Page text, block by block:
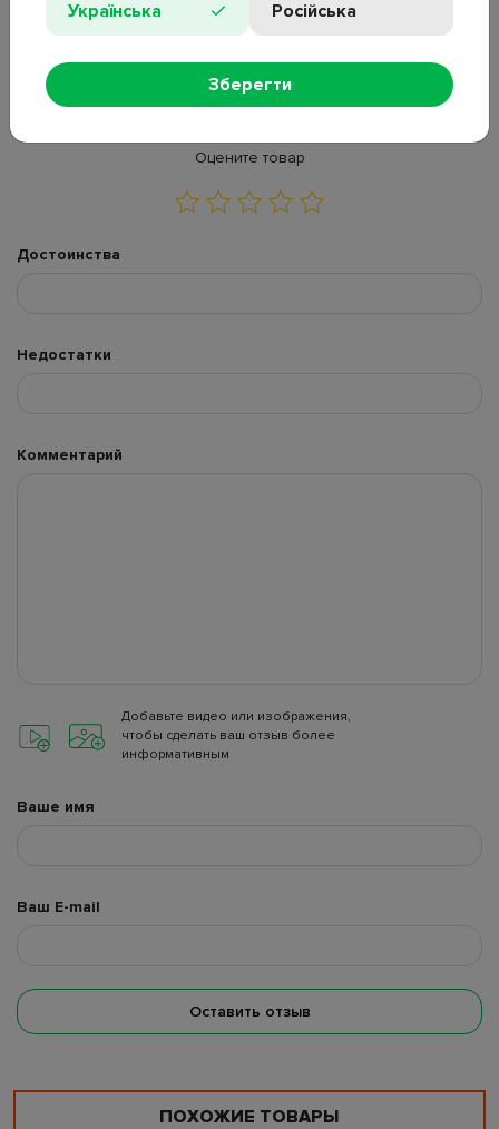
ОСТАВИТЬ ОТЗЫВ
Оцените товар
Достоинства
Недостатки
Комментарий
Добавьте видео или изображения,
чтобы сделать ваш отзыв более
информативным
Ваше имя
Ваш E-mail
Оставить отзыв
ПОХОЖИЕ ТОВАРЫ
Українська Російська
Зберегти